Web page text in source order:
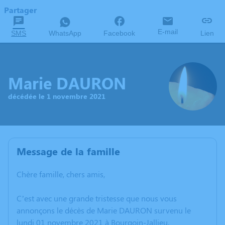
Partager
SMS WhatsApp Facebook E-mail Lien
Marie DAURON
décédée le 1 novembre 2021
Message de la famille
Chère famille, chers amis,
C’est avec une grande tristesse que nous vous
annonçons le décès de Marie DAURON survenu le
lundi 01 novembre 2021 à Bourgoin-Jallieu.